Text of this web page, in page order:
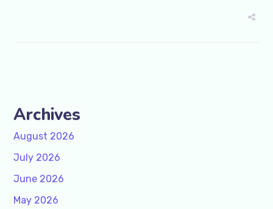
Archives
August 2026
July 2026
June 2026
May 2026